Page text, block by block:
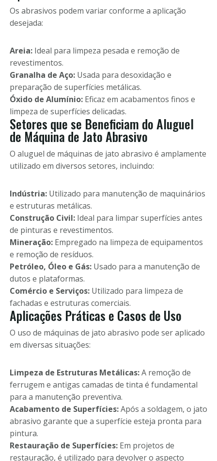
Os abrasivos podem variar conforme a aplicação
desejada:
Areia: Ideal para limpeza pesada e remoção de
revestimentos.
Granalha de Aço: Usada para desoxidação e
preparação de superfícies metálicas.
Óxido de Alumínio: Eficaz em acabamentos finos e
limpeza de superfícies delicadas.
Setores que se Beneficiam do Aluguel
de Máquina de Jato Abrasivo
O aluguel de máquinas de jato abrasivo é amplamente
utilizado em diversos setores, incluindo:
Indústria: Utilizado para manutenção de maquinários
e estruturas metálicas.
Construção Civil: Ideal para limpar superfícies antes
de pinturas e revestimentos.
Mineração: Empregado na limpeza de equipamentos
e remoção de resíduos.
Petróleo, Óleo e Gás: Usado para a manutenção de
dutos e plataformas.
Comércio e Serviços: Utilizado para limpeza de
fachadas e estruturas comerciais.
Aplicações Práticas e Casos de Uso
O uso de máquinas de jato abrasivo pode ser aplicado
em diversas situações:
Limpeza de Estruturas Metálicas:A remoção de
ferrugem e antigas camadas de tinta é fundamental
para a manutenção preventiva.
Acabamento de Superfícies:Após a soldagem, o jato
abrasivo garante que a superfície esteja pronta para
pintura.
Restauração de Superfícies: Em projetos de
restauração, é utilizado para devolver o aspecto